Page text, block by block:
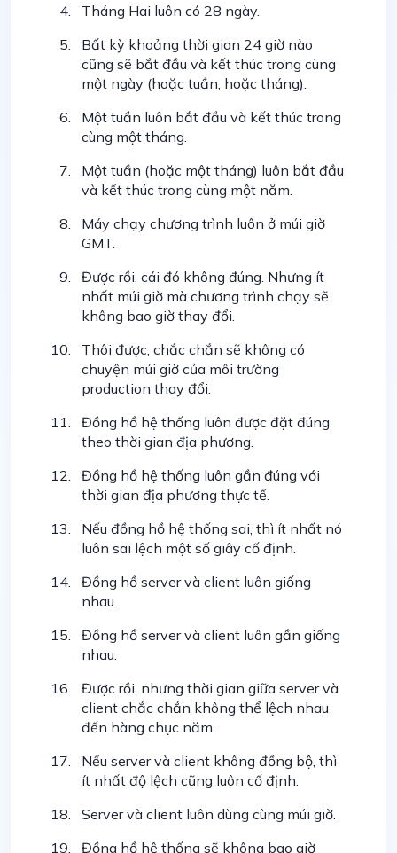
Tháng Hai luôn có 28 ngày.
Bất kỳ khoảng thời gian 24 giờ nào
cũng sẽ bắt đầu và kết thúc trong cùng
một ngày (hoặc tuần, hoặc tháng).
Một tuần luôn bắt đầu và kết thúc trong
cùng một tháng.
Một tuần (hoặc một tháng) luôn bắt đầu
và kết thúc trong cùng một năm.
Máy chạy chương trình luôn ở múi giờ
GMT.
Được rồi, cái đó không đúng. Nhưng ít
nhất múi giờ mà chương trình chạy sẽ
không bao giờ thay đổi.
Thôi được, chắc chắn sẽ không có
chuyện múi giờ của môi trường
production thay đổi.
Đồng hồ hệ thống luôn được đặt đúng
theo thời gian địa phương.
Đồng hồ hệ thống luôn gần đúng với
thời gian địa phương thực tế.
Nếu đồng hồ hệ thống sai, thì ít nhất nó
luôn sai lệch một số giây cố định.
Đồng hồ server và client luôn giống
nhau.
Đồng hồ server và client luôn gần giống
nhau.
Được rồi, nhưng thời gian giữa server và
client chắc chắn không thể lệch nhau
đến hàng chục năm.
Nếu server và client không đồng bộ, thì
ít nhất độ lệch cũng luôn cố định.
Server và client luôn dùng cùng múi giờ.
Đồng hồ hệ thống sẽ không bao giờ